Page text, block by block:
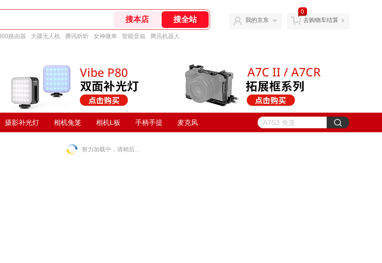
路由器 大疆无人机 腾讯听听 女神微单 智能音箱 腾讯机器人
我的京东
0
去购物车结算
摄影补光灯 相机兔笼 相机L板 手柄手提 麦克风
努力加载中，请稍后...